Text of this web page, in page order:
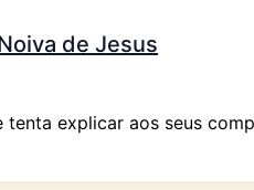
de Jesus
explicar aos seus